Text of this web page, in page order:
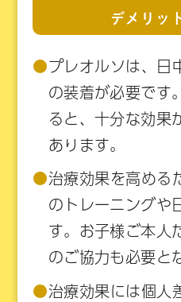
デメリッ
●プレオルソは、日
の装着が必要です
ると、十分な効果
あります。
●治療効果を高める
のトレーニングや
す。お子様ご本人
のご協力も必要と
●治療効果には個人